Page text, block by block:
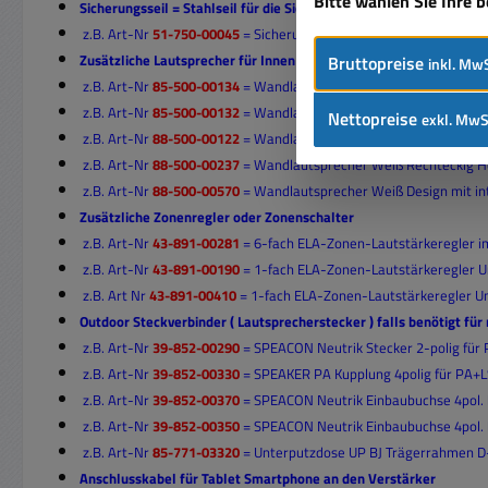
Sicherungsseil = Stahlseil für die Sicherungvon
z.B. Art-Nr 51-750-00045 = Sicherungsseil 400mm DM:3mm bis
Zusätzliche Lautsprecher für Innen z.B. für Umzugskabine,
z.B. Art-Nr 85-500-00134 = Wandlautsprecher Weiß 2x20W
z.B. Art-Nr 85-500-00132 =Wandlautsprecher Schwarz 2x20W
z.B. Art-Nr 88-500-00122 =Wandlautsprecher Weiß mit Bügel
z.B. Art-Nr 88-500-00237 =Wandlautsprecher Weiß Rechteckig
z.B. Art-Nr 88-500-00570 =Wandlautsprecher Weiß Design mit
Zusätzliche Zonenregler oder Zonenschalter
z.B. Art-Nr 43-891-00281 = 6-fach ELA-Zonen-Lautstärkeregler
z.B. Art-Nr 43-891-00190 = 1-fach ELA-Zonen-Lautstärkeregler
z.B. Art Nr 43-891-00410 = 1-fach ELA-Zonen-Lautstärkeregler
Outdoor Steckverbinder ( Lautsprecherstecker ) falls benötigt für
z.B. Art-Nr 39-852-00290 = SPEACON Neutrik Stecker 2-polig für
z.B. Art-Nr 39-852-00330 = SPEAKER PA Kupplung 4polig für
z.B. Art-Nr 39-852-00370 = SPEACON Neutrik Einbaubuchse
z.B. Art-Nr 39-852-00350 = SPEACON Neutrik Einbaubuchse 4pol.
z.B. Art-Nr 85-771-03320 = Unterputzdose UP BJ Trägerrahmen
Anschlusskabel für Tablet Smartphone an den Verstärker
Bruttopreise inkl.
Nettopreiseexkl.